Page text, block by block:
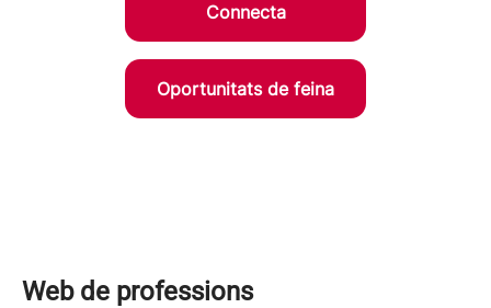
Connecta
Oportunitats de feina
Web de professions